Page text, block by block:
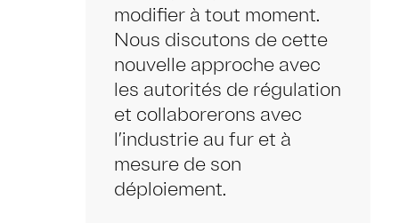
modifier à tout moment.
Nous discutons de cette
nouvelle approche avec
les autorités de régulation
et collaborerons avec
l’industrie au fur et à
mesure de son
déploiement.